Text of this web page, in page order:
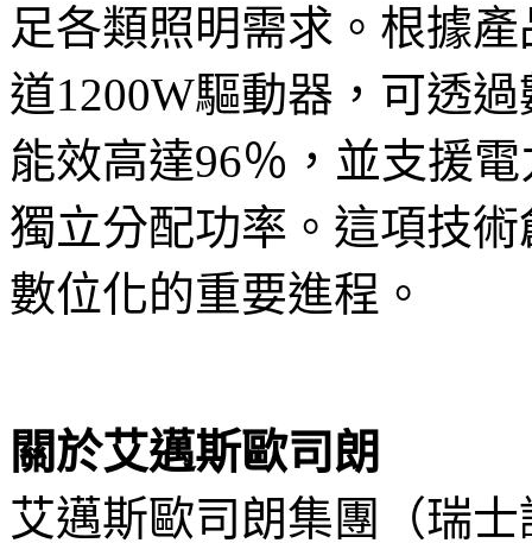
足各類照明需求。根據
道1200W驅動器，可透
能效高達96％，並支援
獨立分配功率。這項技
數位化的重要進程。
關於艾邁斯歐司朗
艾邁斯歐司朗集團（瑞